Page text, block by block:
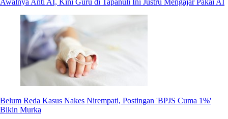
Belum Reda Kasus Nakes Nirempati, Postingan 'BPJS Cuma 1%'
Bikin Murka